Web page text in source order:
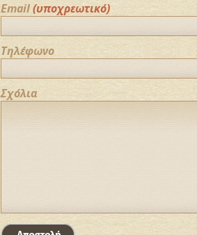
Email(υποχρεωτικό)
Τηλέφωνο
Σχόλια